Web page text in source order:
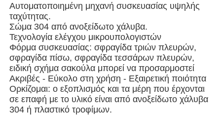
Μηχανές συσκευασίας
Μηχανή συσκευασίας
Μηχανή πλήρωσης
Αυτοματοποιημένη μηχανή συσκευασίας υψηλής
ταχύτητας.
Σώμα 304 από ανοξείδωτο χάλυβα.
Τεχνολογία ελέγχου μικρουπολογιστών
Φόρμα συσκευασίας: σφραγίδα τριών πλευρών,
σφραγίδα πίσω, σφραγίδα τεσσάρων πλευρών,
ειδική σχήμα σακούλα μπορεί να προσαρμοστεί
Ακριβές - Εύκολο στη χρήση - Εξαιρετική ποιότητα
Ορκίζομαι: ο εξοπλισμός και τα μέρη που έρχονται
σε επαφή με το υλικό είναι από ανοξείδωτο χάλυβα
304 ή πλαστικό τροφίμων.